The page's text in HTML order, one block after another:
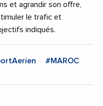
et agrandir son offre,
le trafic et
indiqués.
#MAROC